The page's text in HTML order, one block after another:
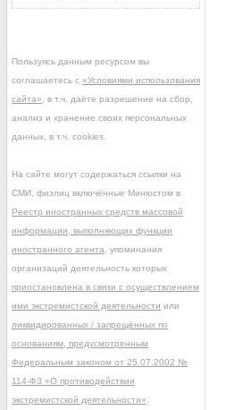
Пользуясь данным ресурсом вы
соглашаетесь с «Условиями использования
сайта» , в т.ч. даёте разрешение на сбор,
анализ и хранение своих персональных
данных, в т.ч. cookies.
На сайте могут содержаться ссылки на
СМИ, физлиц включённые Минюстом в
Реестр иностранных средств массовой
информации, выполняющих функции
иностранного агента , упоминания
организаций деятельность которых
приостановлена в связи с осуществлением
ими экстремистской деятельности или
ликвидированных / запрещённых по
основаниям, предусмотренным
Федеральным законом от 25.07.2002 №
114-ФЗ «О противодействии
экстремистской деятельности»